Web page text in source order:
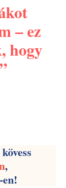
– ez
hogy
,
-en!